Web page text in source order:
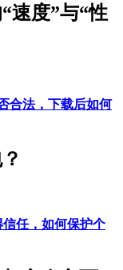
速度”与“性
合法，下载后如何
任，如何保护个